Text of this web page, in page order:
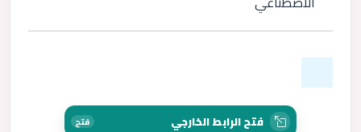
فتح الرابط الخارجي فتح